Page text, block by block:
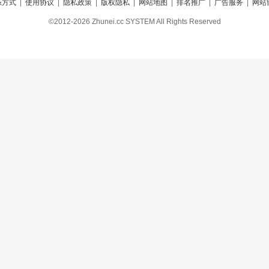
方式 使用协议 隐私政策 版权隐私 网站地图 排名推广 广告服务 网站
©2012-2026 Zhunei.cc SYSTEM All Rights Reserved